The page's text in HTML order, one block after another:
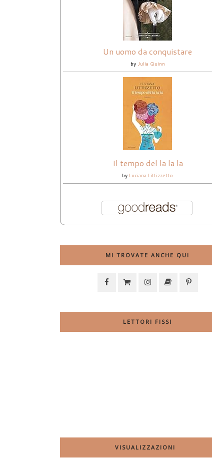
Un uomo da conquistare
by Julia Quinn
Il tempo del la la la
by Luciana Littizzetto
MI TROVATE ANCHE QUI
LETTORI FISSI
VISUALIZZAZIONI